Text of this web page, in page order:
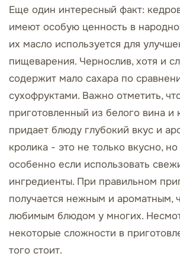
Еще один интересный факт:
имеют особую ценность в
их масло используется для
пищеварения. Чернослив, хотя и
содержит мало сахара по
сухофруктами. Важно отметить,
приготовленный из белого вина и
придает блюду глубокий вкус и
кролика - это не только вкусно,
особенно если использовать
ингредиенты. При правильном
получается нежным и ароматным,
любимым блюдом у многих.
некоторые сложности в
того стоит.